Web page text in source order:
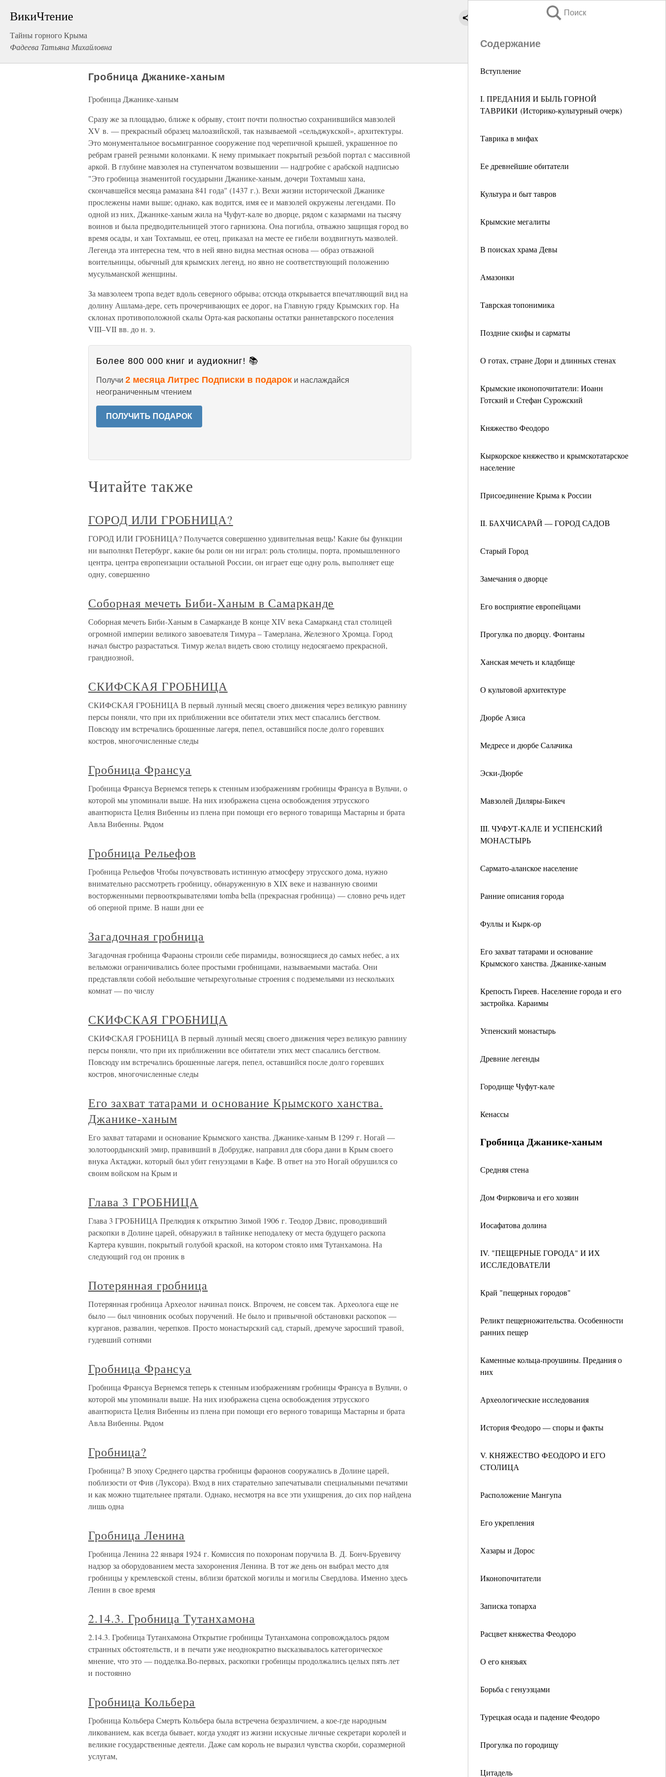
ВикиЧтение
Тайны горного Крыма
Фадеева Татьяна Михайловна
Поиск
Содержание
Вступление
I. ПРЕДАНИЯ И БЫЛЬ ГОРНОЙ
ТАВРИКИ (Историко-культурный очерк)
Таврика в мифах
Ее древнейшие обитатели
Культура и быт тавров
Крымские мегалиты
В поисках храма Девы
Амазонки
Таврская топонимика
Поздние скифы и сарматы
О готах, стране Дори и длинных стенах
Крымские иконопочитатели: Иоанн
Готский и Стефан Сурожский
Княжество Феодоро
Кыркорское княжество и крымскотатарское
население
Присоединение Крыма к России
II. БАХЧИСАРАЙ — ГОРОД САДОВ
Старый Город
Замечания о дворце
Его восприятие европейцами
Прогулка по дворцу. Фонтаны
Ханская мечеть и кладбище
О культовой архитектуре
Дюрбе Азиса
Медресе и дюрбе Салачика
Эски-Дюрбе
Мавзолей Диляры-Бикеч
III. ЧУФУТ-КАЛЕ И УСПЕНСКИЙ
МОНАСТЫРЬ
Сармато-аланское население
Ранние описания города
Фуллы и Кырк-ор
Его захват татарами и основание
Крымского ханства. Джанике-ханым
Крепость Гиреев. Население города и его
застройка. Караимы
Успенский монастырь
Древние легенды
Городище Чуфут-кале
Кенассы
Гробница Джанике-ханым
Средняя стена
Дом Фирковича и его хозяин
Иосафатова долина
IV. "ПЕЩЕРНЫЕ ГОРОДА" И ИХ
ИССЛЕДОВАТЕЛИ
Край "пещерных городов"
Реликт пещерножительства. Особенности
ранних пещер
Каменные кольца-проушины. Предания о
них
Археологические исследования
История Феодоро — споры и факты
V. КНЯЖЕСТВО ФЕОДОРО И ЕГО
СТОЛИЦА
Расположение Мангупа
Его укрепления
Хазары и Дорос
Иконопочитатели
Записка топарха
Расцвет княжества Феодоро
О его князьях
Борьба с генуэзцами
Турецкая осада и падение Феодоро
Прогулка по городищу
Цитадель
Гробница Джанике-ханым
Гробница Джанике-ханым
Сразу же за площадью, ближе к обрыву, стоит почти полностью сохранившийся мавзолей
XV в. — прекрасный образец малоазийской, так называемой «сельджукской», архитектуры.
Это монументальное восьмигранное сооружение под черепичной крышей, украшенное по
ребрам граней резными колонками. К нему примыкает покрытый резьбой портал с массивной
аркой. В глубине мавзолея на ступенчатом возвышении — надгробие с арабской надписью
"Это гробница знаменитой государыни Джанике-ханым, дочери Тохтамыш хана,
скончавшейся месяца рамазана 841 года" (1437 г.). Вехи жизни исторической Джанике
прослежены нами выше; однако, как водится, имя ее и мавзолей окружены легендами. По
одной из них, Джаннке-ханым жила на Чуфут-кале во дворце, рядом с казармами на тысячу
воинов и была предводительницей этого гарнизона. Она погибла, отважно защищая город во
время осады, и хан Тохтамыш, ее отец, приказал на месте ее гибели воздвигнуть мазволей.
Легенда эта интересна тем, что в ней явно видна местная основа — образ отважной
воительницы, обычный для крымских легенд, но явно не соответствующий положению
мусульманской женщины.
За мавзолеем тропа ведет вдоль северного обрыва; отсюда открывается впечатляющий вид на
долину Ашлама-дере, сеть прочерчивающих ее дорог, на Главную гряду Крымских гор. На
склонах противоположной скалы Орта-кая раскопаны остатки раннетаврского поселения
VIII–VII вв. до н. э.
Более 800 000 книг и аудиокниг! 📚
Получи 2 месяца Литрес Подписки в подарок и наслаждайся
неограниченным чтением
ПОЛУЧИТЬ ПОДАРОК
Читайте также
ГОРОД ИЛИ ГРОБНИЦА?
ГОРОД ИЛИ ГРОБНИЦА? Получается совершенно удивительная вещь! Какие бы функции
ни выполнял Петербург, какие бы роли он ни играл: роль столицы, порта, промышленного
центра, центра европеизации остальной России, он играет еще одну роль, выполняет еще
одну, совершенно
Соборная мечеть Биби-Ханым в Самарканде
Соборная мечеть Биби-Ханым в Самарканде В конце XIV века Самарканд стал столицей
огромной империи великого завоевателя Тимура – Тамерлана, Железного Хромца. Город
начал быстро разрастаться. Тимур желал видеть свою столицу недосягаемо прекрасной,
грандиозной,
СКИФСКАЯ ГРОБНИЦА
СКИФСКАЯ ГРОБНИЦА В первый лунный месяц своего движения через великую равнину
персы поняли, что при их приближении все обитатели этих мест спасались бегством.
Повсюду им встречались брошенные лагеря, пепел, оставшийся после долго горевших
костров, многочисленные следы
Гробница Франсуа
Гробница Франсуа Вернемся теперь к стенным изображениям гробницы Франсуа в Вульчи, о
которой мы упоминали выше. На них изображена сцена освобожде­ния этрусского
авантюриста Целия Вибенны из плена при помощи его вер­ного товарища Мастарны и брата
Авла Вибенны. Рядом
Гробница Рельефов
Гробница Рельефов Чтобы почувствовать истинную атмосферу этрусского дома, нужно
внимательно рассмотреть гробницу, обнаруженную в XIX веке и названную своими
восторженными первооткрывателями tomba bella (прекрасная гробница) — словно речь идет
об оперной приме. В наши дни ее
Загадочная гробница
Загадочная гробница Фараоны строили себе пирамиды, возносящиеся до самых небес, а их
вельможи ограничивались более простыми гробницами, называемыми мастаба. Они
представляли собой небольшие четырехугольные строения с подземельями из нескольких
комнат — по числу
СКИФСКАЯ ГРОБНИЦА
СКИФСКАЯ ГРОБНИЦА В первый лунный месяц своего движения через великую равнину
персы поняли, что при их приближении все обитатели этих мест спасались бегством.
Повсюду им встречались брошенные лагеря, пепел, оставшийся после долго горевших
костров, многочисленные следы
Его захват татарами и основание Крымского ханства.
Джанике-ханым
Его захват татарами и основание Крымского ханства. Джанике-ханым В 1299 г. Ногай —
золотоордынский эмир, правивший в Добрудже, направил для сбора дани в Крым своего
внука Актаджи, который был убит генуэзцами в Кафе. В ответ на это Ногай обрушился со
своим войском на Крым и
Глава 3 ГРОБНИЦА
Глава 3 ГРОБНИЦА Прелюдия к открытию Зимой 1906 г. Теодор Дэвис, проводивший
раскопки в Долине царей, обнаружил в тайнике неподалеку от места будущего раскопа
Картера кувшин, покрытый голубой краской, на котором стояло имя Тутанхамона. На
следующий год он проник в
Потерянная гробница
Потерянная гробница Археолог начинал поиск. Впрочем, не совсем так. Археолога еще не
было — был чиновник особых поручений. Не было и привычной обстановки раскопок —
курганов, развалин, черепков. Просто монастырский сад, старый, дремуче заросший травой,
гудевший сотнями
Гробница Франсуа
Гробница Франсуа Вернемся теперь к стенным изображениям гробницы Франсуа в Вульчи, о
которой мы упоминали выше. На них изображена сцена освобожде­ния этрусского
авантюриста Целия Вибенны из плена при помощи его вер­ного товарища Мастарны и брата
Авла Вибенны. Рядом
Гробница?
Гробница? В эпоху Среднего царства гробницы фараонов сооружались в Долине царей,
поблизости от Фив (Луксора). Вход в них старательно запечатывали специальными печатями
и как можно тщательнее прятали. Однако, несмотря на все эти ухищрения, до сих пор найдена
лишь одна
Гробница Ленина
Гробница Ленина 22 января 1924 г. Комиссия по похоронам поручила В. Д. Бонч-Бруевичу
надзор за оборудованием места захоронения Ленина. В тот же день он выбрал место для
гробницы у кремлевской стены, вблизи братской могилы и могилы Свердлова. Именно здесь
Ленин в свое время
2.14.3. Гробница Тутанхамона
2.14.3. Гробница Тутанхамона Открытие гробницы Тутанхамона сопровождалось рядом
странных обстоятельств, и в печати уже неоднократно высказывалось категорическое
мнение, что это — подделка.Во-первых, раскопки гробницы продолжались целых пять лет
и постоянно
Гробница Кольбера
Гробница Кольбера Смерть Кольбера была встречена безразличием, а кое-где народным
ликованием, как всегда бывает, когда уходят из жизни искусные личные секретари королей и
великие государственные деятели. Даже сам король не выразил чувства скорби, соразмерной
услугам,